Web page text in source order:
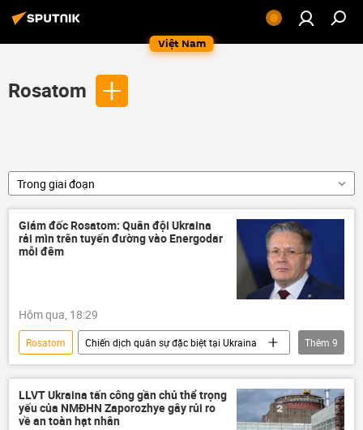
Việt Nam
Rosatom
Trong giai đoạn
Giám đốc Rosatom: Quân đội Ukraina
rải mìn trên tuyến đường vào Energodar
mỗi đêm
Hôm qua, 18:29
Rosatom
Chiến dịch quân sự đặc biệt tại Ukraina
Nga
Ukraina
Thế giới
UAV
Zaporozhye
nhà máy điện hạt nhân
Thêm 9
LLVT Ukraina tấn công gần chủ thể trọng
yếu của NMĐHN Zaporozhye gây rủi ro
về an toàn hạt nhân